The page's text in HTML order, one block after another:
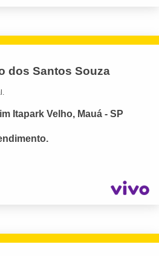
dos Santos Souza
Itapark Velho, Mauá - SP